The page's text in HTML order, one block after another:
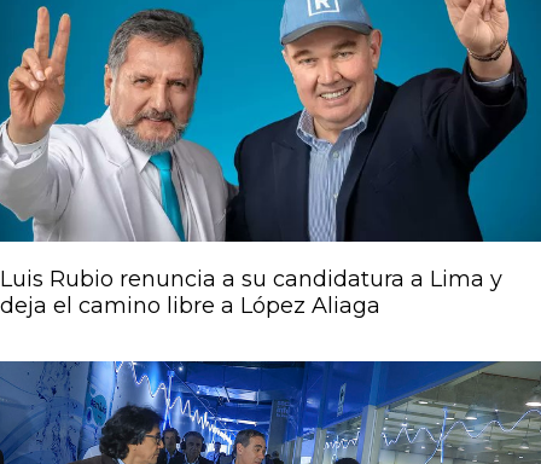
Luis Rubio renuncia a su candidatura a Lima y
deja el camino libre a López Aliaga